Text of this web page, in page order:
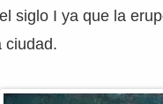
siglo I ya que la
ciudad.